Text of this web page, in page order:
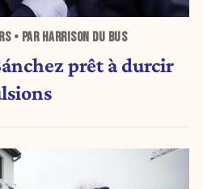
• PAR HARRISON DU BUS
prêt à durcir